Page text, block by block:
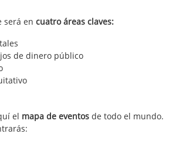
será en cuatro áreas claves:
de dinero público
el mapa de eventos de todo el mundo.